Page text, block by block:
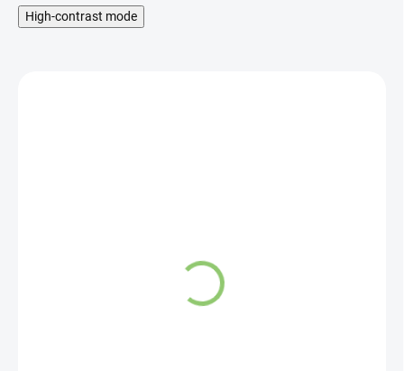
High-contrast mode
(Pamajorán obyčajný) –